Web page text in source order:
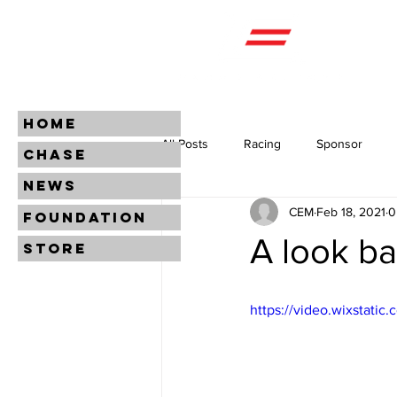
HOME
CHASE
NEWS
FOUNDATION
STORE
All Posts Racing Sponsor
A look
CEM Feb 18, 2021
https://